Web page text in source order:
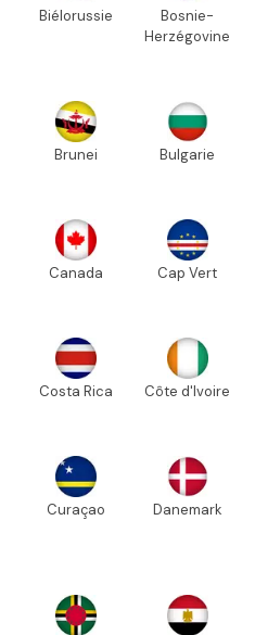
Biélorussie
Bosnie-
Herzégovine
Brunei Bulgarie
Canada Cap Vert
Costa Rica Côte d'Ivoire
Curaçao Danemark